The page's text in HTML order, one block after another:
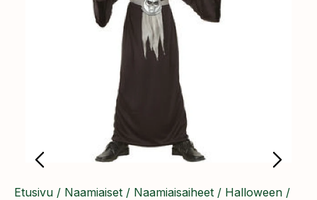
Etusivu / Naamiaiset / Naamiaisaiheet / Halloween /